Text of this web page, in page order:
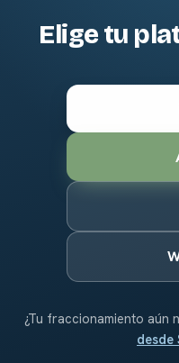
Elige tu
¿Tu fraccionamiento aún
desde